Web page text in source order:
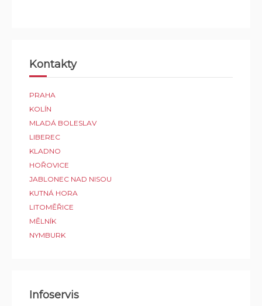
Kontakty
PRAHA
KOLÍN
MLADÁ BOLESLAV
LIBEREC
KLADNO
HOŘOVICE
JABLONEC NAD NISOU
KUTNÁ HORA
LITOMĚŘICE
MĚLNÍK
NYMBURK
Infoservis